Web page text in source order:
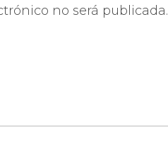
no será publicada.